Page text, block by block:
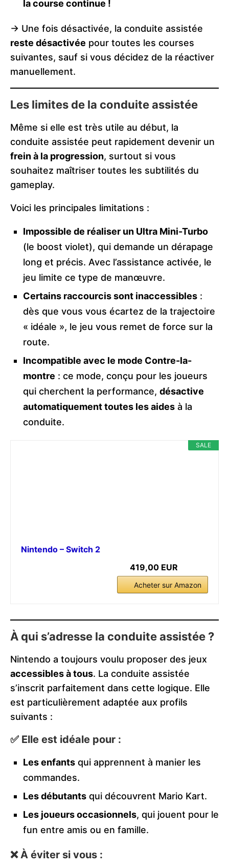
la course continue !
-> Une fois désactivée, la conduite assistée
reste désactivée pour toutes les courses
suivantes, sauf si vous décidez de la réactiver
manuellement.
Les limites de la conduite assistée
Même si elle est très utile au début, la
conduite assistée peut rapidement devenir un
frein à la progression, surtout si vous
souhaitez maîtriser toutes les subtilités du
gameplay.
Voici les principales limitations :
Impossible de réaliser un Ultra Mini-Turbo
(le boost violet), qui demande un dérapage
long et précis. Avec l’assistance activée, le
jeu limite ce type de manœuvre.
Certains raccourcis sont inaccessibles :
dès que vous vous écartez de la trajectoire
« idéale », le jeu vous remet de force sur la
route.
Incompatible avec le mode Contre-la-
montre : ce mode, conçu pour les joueurs
qui cherchent la performance, désactive
automatiquement toutes les aides à la
conduite.
SALE
Nintendo – Switch 2
419,00 EUR
Acheter sur Amazon
À qui s’adresse la conduite assistée ?
Nintendo a toujours voulu proposer des jeux
accessibles à tous. La conduite assistée
s’inscrit parfaitement dans cette logique. Elle
est particulièrement adaptée aux profils
suivants :
✅ Elle est idéale pour :
Les enfants qui apprennent à manier les
commandes.
Les débutants qui découvrent Mario Kart.
Les joueurs occasionnels, qui jouent pour le
fun entre amis ou en famille.
❌ À éviter si vous :